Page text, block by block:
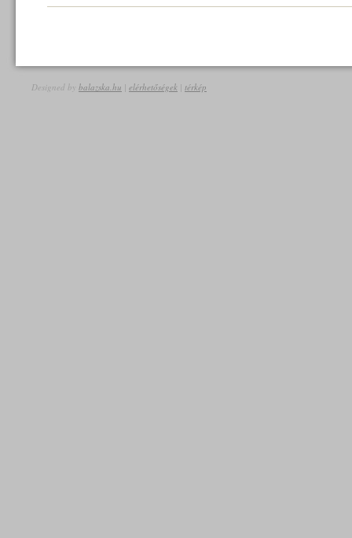
Designed by balazska.hu | elérhetőségek | térkép